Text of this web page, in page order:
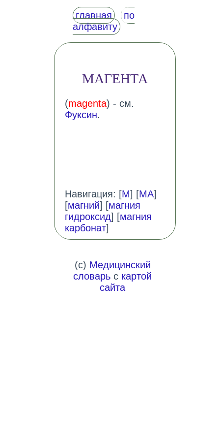
главная
по
алфавиту
МАГЕНТА
(magenta) - см.
Фуксин.
Навигация: [М] [МА]
[магний] [магния
гидроксид] [магния
карбонат]
(c) Медицинский
словарь с картой
сайта